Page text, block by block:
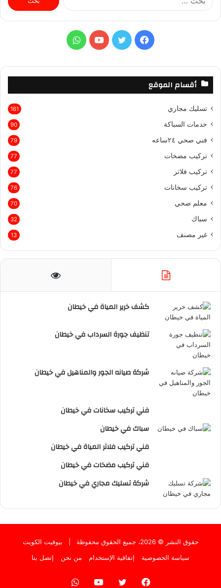
:
س
ي
ت
ت
أقسام الموقع
تسليك مجاري 161
خدمات السباكة 90
فني صحي ٢٤ساعه 79
تركيب مضخات 77
تركيب فلاتر 77
تركيب سخانات 76
معلم صحي 70
سباك 32
غير مصنف 13
كشف خرير المياة في خيطان
تنظيف جورة السرداب في خيطان
شركة صيانه الجور والمناهيل في خيطان
فني تركيب سخانات في خيطان
سباك في خيطان
فني تركيب فلاتر المياة في خيطان
فني تركيب مضخات في خيطان
شركة تسليك مجاري في خيطان
حقوق النشر © 2026، جميع الحقوق محفوظة |
بيوفيت الكويت
سياسة الخصوصية
إتفاقية الإستخدام من نحن إتصل بنا
فيسبوك تويتر يوتيوب